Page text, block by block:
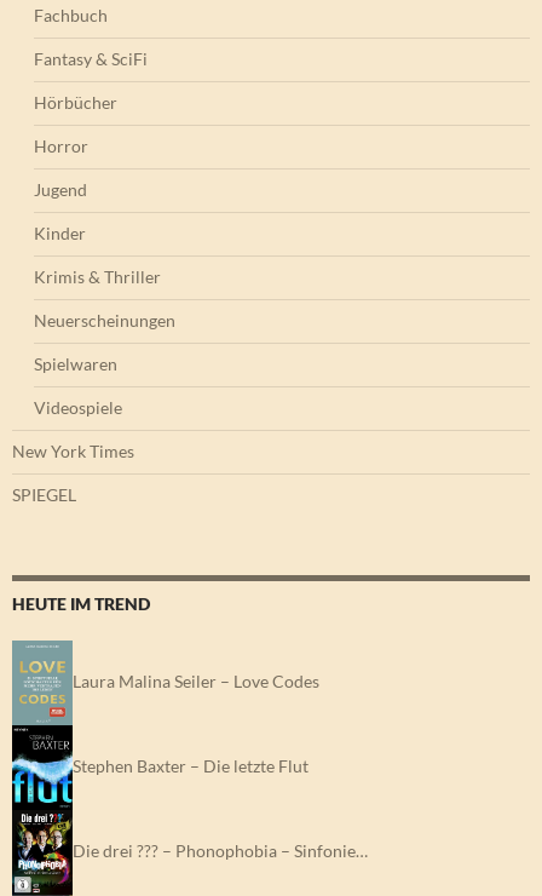
Fachbuch
Fantasy & SciFi
Hörbücher
Horror
Jugend
Kinder
Krimis & Thriller
Neuerscheinungen
Spielwaren
Videospiele
New York Times
SPIEGEL
HEUTE IM TREND
Laura Malina Seiler – Love Codes
Stephen Baxter – Die letzte Flut
Die drei ??? – Phonophobia – Sinfonie…